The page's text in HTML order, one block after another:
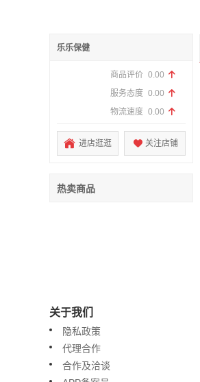
乐乐保健
商品评价 0.00
服务态度 0.00
物流速度 0.00
进店逛逛 关注店铺
热卖商品
关于我们
隐私政策
代理合作
合作及洽谈